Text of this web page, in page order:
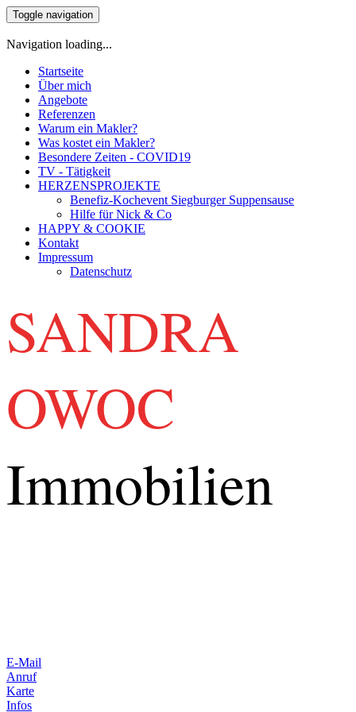
Toggle navigation
Navigation loading...
Startseite
Über mich
Angebote
Referenzen
Warum ein Makler?
Was kostet ein Makler?
Besondere Zeiten - COVID19
TV - Tätigkeit
HERZENSPROJEKTE
Benefiz-Kochevent Siegburger Suppensause
Hilfe für Nick & Co
HAPPY & COOKIE
Kontakt
Impressum
Datenschutz
SANDRA
OWOC
Immobilien
E-Mail
Anruf
Karte
Infos